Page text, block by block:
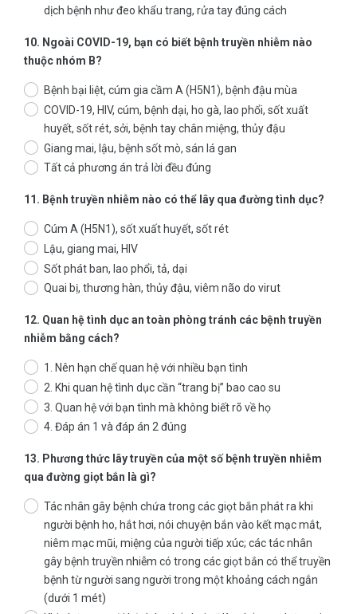
dịch bệnh như đeo khẩu trang, rửa tay đúng cách
10. Ngoài COVID-19, bạn có biết bệnh truyền nhiễm nào
thuộc nhóm B?
Bệnh bại liệt, cúm gia cầm A (H5N1), bệnh đậu mùa
COVID-19, HIV, cúm, bệnh dại, ho gà, lao phổi, sốt xuất
huyết, sốt rét, sởi, bệnh tay chân miệng, thủy đậu
Giang mai, lậu, bệnh sốt mò, sán lá gan
Tất cả phương án trả lời đều đúng
11. Bệnh truyền nhiễm nào có thể lây qua đường tình dục?
Cúm A (H5N1), sốt xuất huyết, sốt rét
Lậu, giang mai, HIV
Sốt phát ban, lao phổi, tả, dại
Quai bị, thương hàn, thủy đậu, viêm não do virut
12. Quan hệ tình dục an toàn phòng tránh các bệnh truyền
nhiễm bằng cách?
1. Nên hạn chế quan hệ với nhiều bạn tình
2. Khi quan hệ tình dục cần “trang bị” bao cao su
3. Quan hệ với bạn tình mà không biết rõ về họ
4. Đáp án 1 và đáp án 2 đúng
13. Phương thức lây truyền của một số bệnh truyền nhiễm
qua đường giọt bắn là gì?
Tác nhân gây bệnh chứa trong các giọt bắn phát ra khi
người bệnh ho, hắt hơi, nói chuyện bắn vào kết mạc mắt,
niêm mạc mũi, miệng của người tiếp xúc; các tác nhân
gây bệnh truyền nhiễm có trong các giọt bắn có thể truyền
bệnh từ người sang người trong một khoảng cách ngắn
(dưới 1 mét)